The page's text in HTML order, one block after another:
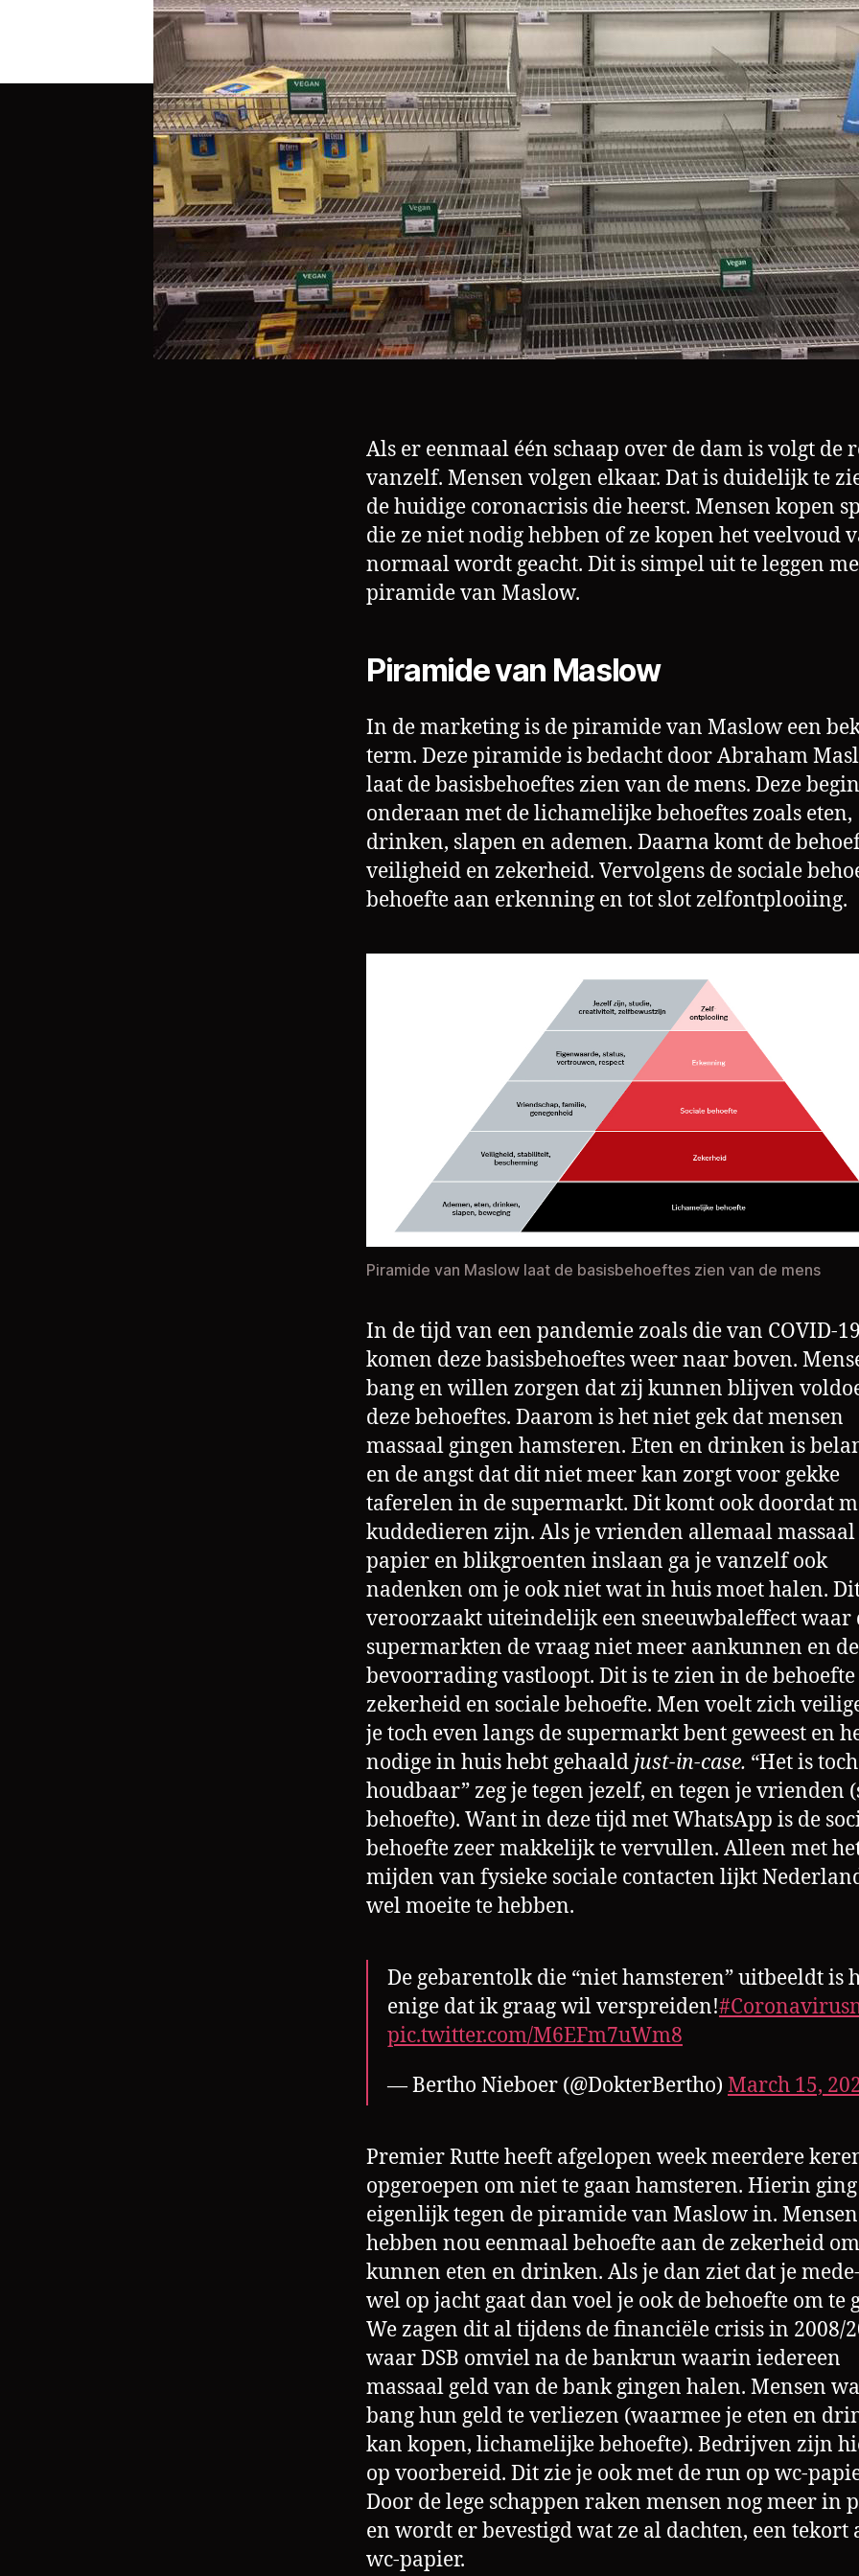
Als er eenmaal één schaap over de dam is volgt de
vanzelf. Mensen volgen elkaar. Dat is duidelijk te
de huidige coronacrisis die heerst. Mensen kopen
die ze niet nodig hebben of ze kopen het veelvoud
normaal wordt geacht. Dit is simpel uit te leggen
piramide van Maslow.
Piramide van Maslow
In de marketing is de piramide van Maslow een
term. Deze piramide is bedacht door Abraham
laat de basisbehoeftes zien van de mens. Deze
onderaan met de lichamelijke behoeftes zoals eten,
drinken, slapen en ademen. Daarna komt de
veiligheid en zekerheid. Vervolgens de sociale
behoefte aan erkenning en tot slot zelfontplooiing.
Piramide van Maslow laat de basisbehoeftes zien van de mens
In de tijd van een pandemie zoals die van COVID-
komen deze basisbehoeftes weer naar boven.
bang en willen zorgen dat zij kunnen blijven
deze behoeftes. Daarom is het niet gek dat mensen
massaal gingen hamsteren. Eten en drinken is
en de angst dat dit niet meer kan zorgt voor gekke
taferelen in de supermarkt. Dit komt ook doordat
kuddedieren zijn. Als je vrienden allemaal massaal
papier en blikgroenten inslaan ga je vanzelf ook
nadenken om je ook niet wat in huis moet halen.
veroorzaakt uiteindelijk een sneeuwbaleffect waar
supermarkten de vraag niet meer aankunnen en de
bevoorrading vastloopt. Dit is te zien in de
zekerheid en sociale behoefte. Men voelt zich
je toch even langs de supermarkt bent geweest en
nodige in huis hebt gehaaldjust-in-case. “Het is
houdbaar” zeg je tegen jezelf, en tegen je vrienden
behoefte). Want in deze tijd met WhatsApp is de
behoefte zeer makkelijk te vervullen. Alleen met
mijden van fysieke sociale contacten lijkt
wel moeite te hebben.
De gebarentolk die “niet hamsteren” uitbeeldt is
enige dat ik graag wil verspreiden!
pic.twitter.com/M6EFm7uWm8
— Bertho Nieboer (@DokterBertho) March 15,
Premier Rutte heeft afgelopen week meerdere
opgeroepen om niet te gaan hamsteren. Hierin
eigenlijk tegen de piramide van Maslow in. Mensen
hebben nou eenmaal behoefte aan de zekerheid
kunnen eten en drinken. Als je dan ziet dat je
wel op jacht gaat dan voel je ook de behoefte om te
We zagen dit al tijdens de financiële crisis in 2008/
waar DSB omviel na de bankrun waarin iedereen
massaal geld van de bank gingen halen. Mensen
bang hun geld te verliezen (waarmee je eten en
kan kopen, lichamelijke behoefte). Bedrijven zijn
op voorbereid. Dit zie je ook met de run op wc-
Door de lege schappen raken mensen nog meer in
en wordt er bevestigd wat ze al dachten, een tekort
wc-papier.